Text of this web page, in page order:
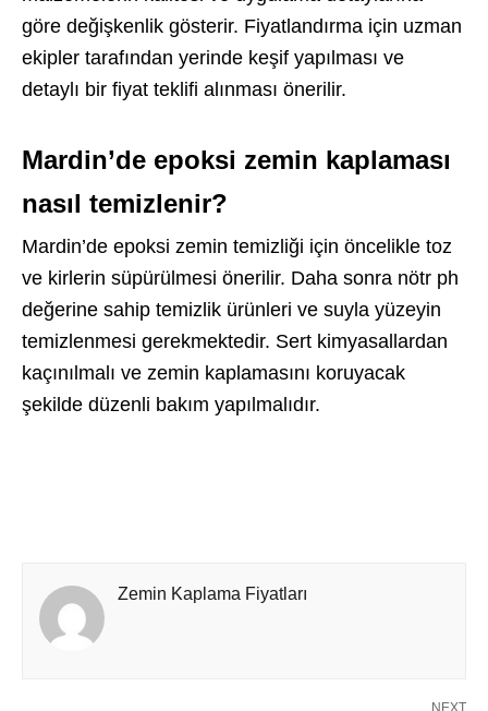
göre değişkenlik gösterir. Fiyatlandırma için uzman
ekipler tarafından yerinde keşif yapılması ve
detaylı bir fiyat teklifi alınması önerilir.
Mardin’de epoksi zemin kaplaması
nasıl temizlenir?
Mardin’de epoksi zemin temizliği için öncelikle toz
ve kirlerin süpürülmesi önerilir. Daha sonra nötr ph
değerine sahip temizlik ürünleri ve suyla yüzeyin
temizlenmesi gerekmektedir. Sert kimyasallardan
kaçınılmalı ve zemin kaplamasını koruyacak
şekilde düzenli bakım yapılmalıdır.
Zemin Kaplama Fiyatları
NEXT